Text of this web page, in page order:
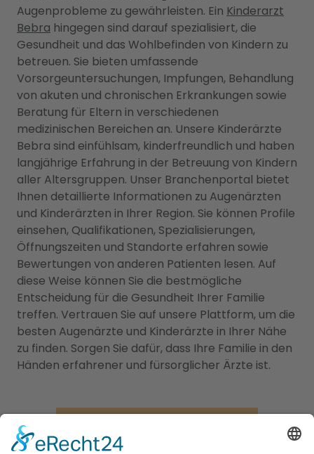
Augenprobleme zu gewährleisten. Ein Kinderarzt
Bebra hingegen sind darauf spezialisiert, die
Gesundheit und das Wohlbefinden von Kindern zu
betreuen. Sie bieten umfassende
Vorsorgeuntersuchungen, Impfungen, Behandlung
von akuten und chronischen Erkrankungen sowie
Beratung für Eltern in verschiedenen
medizinischen Bereichen an. Unsere Kinderärzte
Bebra sind einfühlsam, kinderfreundlich und haben
langjährige Erfahrung in der Betreuung von Kindern
aller Altersgruppen. Unser Branchenportal bietet
Ihnen detaillierte Informationen zu Augenärzten
und Kinderärzten in Ihrer Region. Sie können Profile
einsehen, Qualifikationen, Spezialisierungen,
Öffnungszeiten und Standorte erfahren sowie
Bewertungen von anderen Patienten lesen. Auf
diese Weise können Sie die bestmögliche
Entscheidung für die Gesundheit Ihrer Familie
treffen. Vertrauen Sie auf unsere Plattform, um die
besten Augenärzte und Kinderärzte in Ihrer Nähe
zu finden. Sorgen Sie dafür, dass Ihre Familie in den
Händen erfahrener und fürsorglicher Ärzte ist.